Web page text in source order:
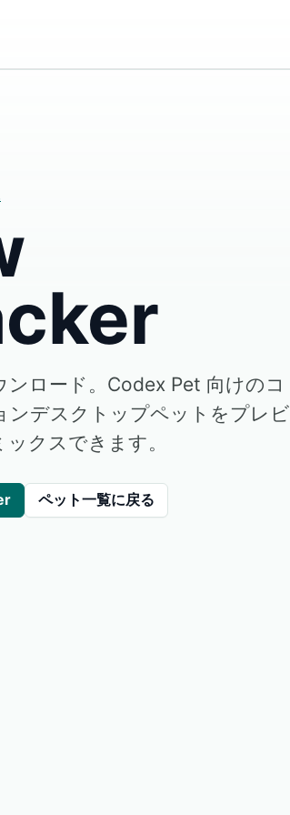
ロード。Codex Pet 向けのコ
ンデスクトップペットをプレビ
クスできます。
ペット一覧に戻る